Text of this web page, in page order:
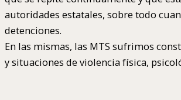
autoridades estatales, sobre todo
detenciones.
En las mismas, las MTS sufrimos
y situaciones de violencia física,